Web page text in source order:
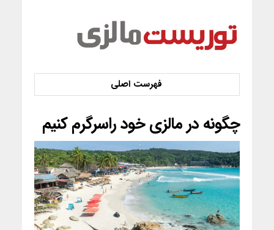
چگونه در مالزی خود راسرگرم کنیم